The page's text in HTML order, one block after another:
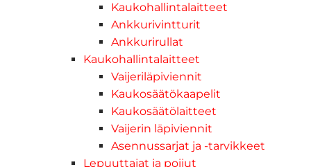
Kaukohallintalaitteet
Ankkurivintturit
Ankkurirullat
Kaukohallintalaitteet
Vaijeriläpiviennit
Kaukosäätökaapelit
Kaukosäätölaitteet
Vaijerin läpiviennit
Asennussarjat ja -tarvikkeet
Lepuuttajat ja poijut